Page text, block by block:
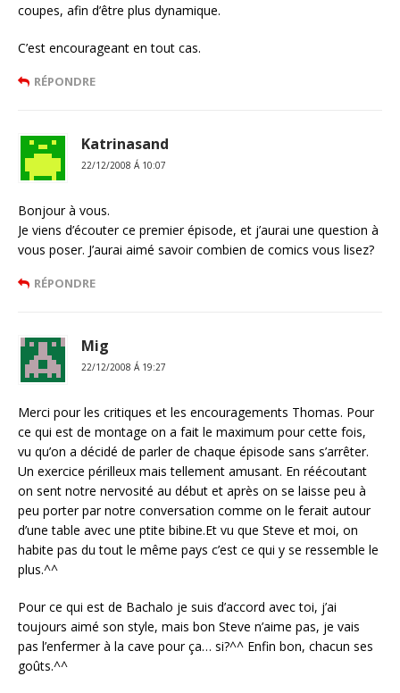
coupes, afin d’être plus dynamique.
C’est encourageant en tout cas.
RÉPONDRE
Katrinasand
22/12/2008 Á 10:07
Bonjour à vous.
Je viens d’écouter ce premier épisode, et j’aurai une question à
vous poser. J’aurai aimé savoir combien de comics vous lisez?
RÉPONDRE
Mig
22/12/2008 Á 19:27
Merci pour les critiques et les encouragements Thomas. Pour
ce qui est de montage on a fait le maximum pour cette fois,
vu qu’on a décidé de parler de chaque épisode sans s’arrêter.
Un exercice périlleux mais tellement amusant. En réécoutant
on sent notre nervosité au début et après on se laisse peu à
peu porter par notre conversation comme on le ferait autour
d’une table avec une ptite bibine.Et vu que Steve et moi, on
habite pas du tout le même pays c’est ce qui y se ressemble le
plus.^^
Pour ce qui est de Bachalo je suis d’accord avec toi, j’ai
toujours aimé son style, mais bon Steve n’aime pas, je vais
pas l’enfermer à la cave pour ça… si?^^ Enfin bon, chacun ses
goûts.^^